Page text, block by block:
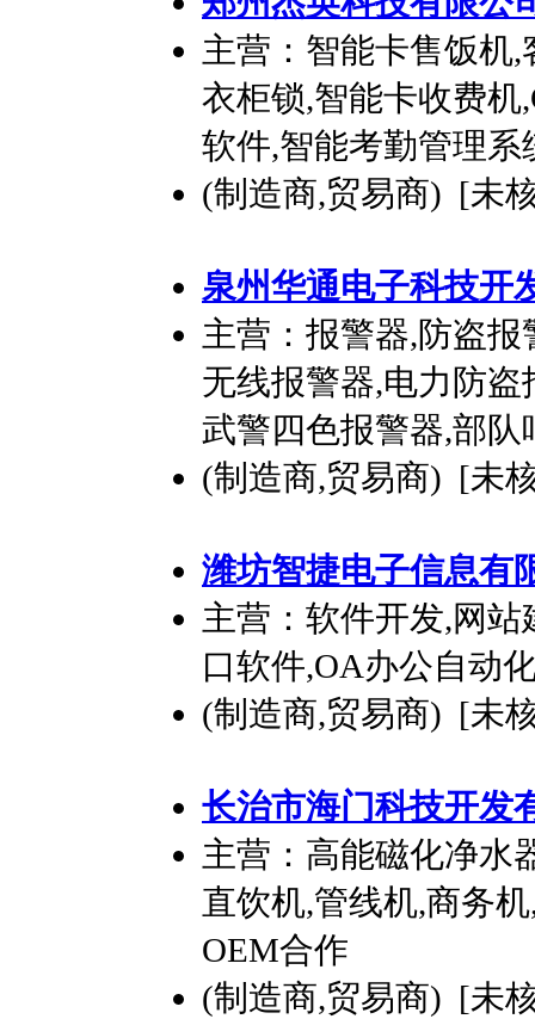
主营：智能卡售饭机
衣柜锁,智能卡收费机
软件,智能考勤管理
(制造商,贸易商) [未
泉州华通电子科技开
主营：报警器,防盗
无线报警器,电力防盗
武警四色报警器,部
(制造商,贸易商) [未
潍坊智捷电子信息有
主营：软件开发,网站
口软件,OA办公自动
(制造商,贸易商) [未
长治市海门科技开发
主营：高能磁化净水
直饮机,管线机,商务
OEM合作
(制造商,贸易商) [未